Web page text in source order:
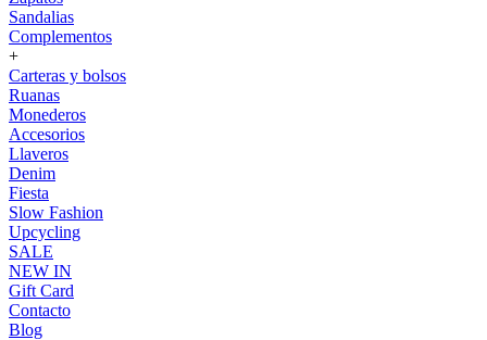
Sandalias
Complementos
+
Carteras y bolsos
Ruanas
Monederos
Accesorios
Llaveros
Denim
Fiesta
Slow Fashion
Upcycling
SALE
NEW IN
Gift Card
Contacto
Blog